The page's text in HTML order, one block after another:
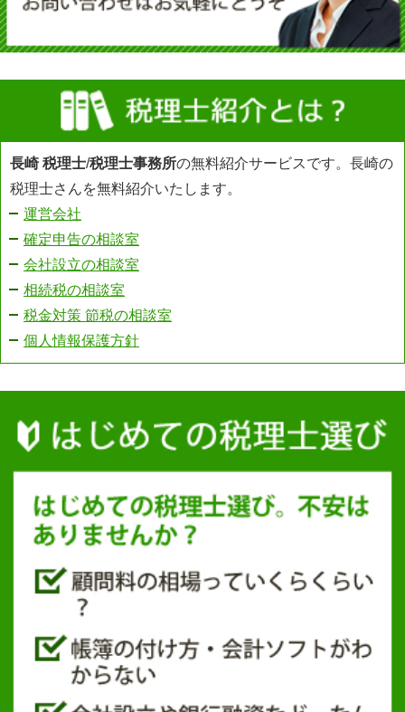
長崎 税理士/税理士事務所の無料紹介サービスです。長崎の
税理士さんを無料紹介いたします。
運営会社
確定申告の相談室
会社設立の相談室
相続税の相談室
税金対策 節税の相談室
個人情報保護方針